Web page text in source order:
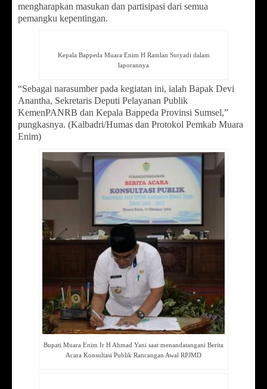
mengharapkan masukan dan partisipasi dari semua
pemangku kepentingan.
Kepala Bappeda Muara Enim H Ramlan Suryadi dalam
laporannya
“Sebagai narasumber pada kegiatan ini, ialah Bapak Devi
Anantha, Sekretaris Deputi Pelayanan Publik
KemenPANRB dan Kepala Bappeda Provinsi Sumsel,”
pungkasnya. (Kalbadri/Humas dan Protokol Pemkab Muara
Enim)
Bupati Muara Enim Ir H Ahmad Yani saat menandatangani Berita
Acara Konsultasi Publik Rancangan Awal RPJMD